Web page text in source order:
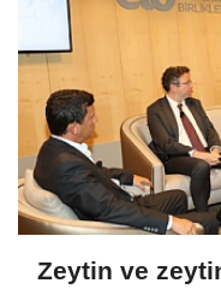
Zeytin ve